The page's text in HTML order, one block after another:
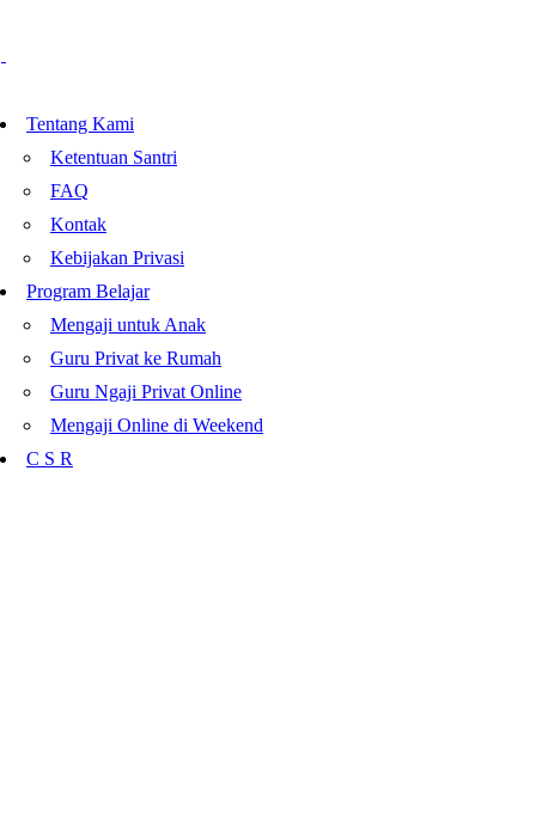
Tentang Kami
Ketentuan Santri
FAQ
Kontak
Kebijakan Privasi
Program Belajar
Mengaji untuk Anak
Guru Privat ke Rumah
Guru Ngaji Privat Online
Mengaji Online di Weekend
C S R